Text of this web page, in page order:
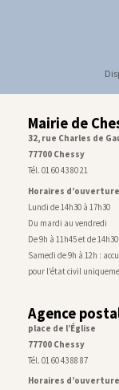
Mairie de
32, rue Charles de
77700 Chessy
Tél. 01 60 43 80 21
Horaires d’ouverture
Lundi de 14h30 à 17h30
Du mardi au vendredi
De 9h à 11h45 et de
Samedi de 9h à 12h :
pour l’état civil
Agence
place de l’Église
77700 Chessy
Tél. 01 60 43 88 87
Horaires d’ouverture